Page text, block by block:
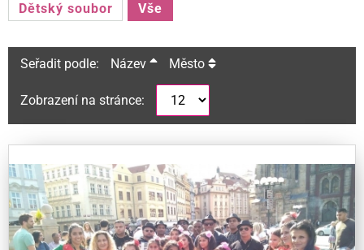
Dětský soubor Vše
Seřadit podle: Název Město
Zobrazení na stránce: